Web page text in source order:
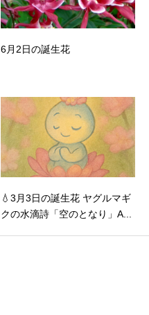
6月2日の誕生花
💧3月3日の誕生花 ヤグルマギ
クの水滴詩「空のとなり」A...